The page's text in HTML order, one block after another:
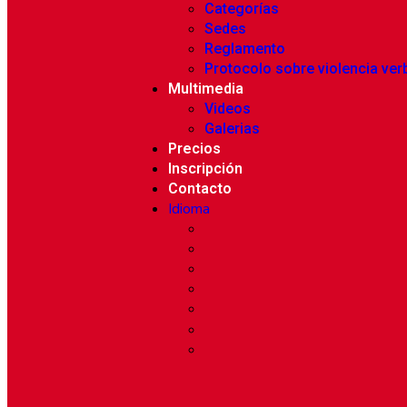
Categorías
Sedes
Reglamento
Protocolo sobre violencia
Multimedia
Videos
Galerias
Precios
Inscripción
Contacto
Idioma